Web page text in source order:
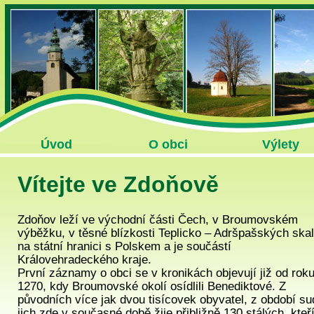
Úvod O obci Výlety
Vítejte ve Zdoňově
Zdoňov leží ve východní části Čech, v Broumovském
výběžku, v těsné blízkosti Teplicko – Adršpašských
na státní hranici s Polskem a je součástí
Královehradeckého kraje.
První záznamy o obci se v kronikách objevují již od roku
1270, kdy Broumovské okolí osídlili Benediktové. Z
původních více jak dvou tisícovek obyvatel, z období